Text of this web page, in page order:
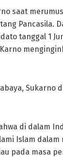
saat
Pancasila.
tanggal 1
Sukarno
di dalam
Islam dalam
pada masa